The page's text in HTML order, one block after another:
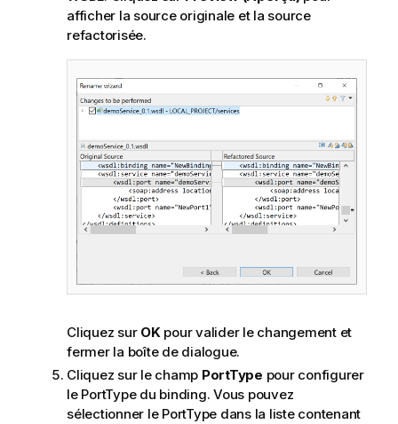
afficher la source originale et la source
refactorisée.
Cliquez sur OKpour valider le changement et
fermer la boîte de dialogue.
Cliquez sur le champ PortType pour configurer
le PortType du binding. Vous pouvez
sélectionner le PortType dans la liste contenant